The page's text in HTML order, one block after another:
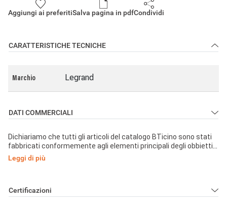
Aggiungi ai preferitiSalva pagina in pdfCondividi
CARATTERISTICHE TECNICHE
Marchio Legrand
DATI COMMERCIALI
Dichiariamo che tutti gli articoli del catalogo BTicino sono stati
fabbricati conformemente agli elementi principali degli obbiettivi
di sicurezza della Direttiva Europea Bassa Tensione:
2014/35/UE: 26 Febbraio 2014 e dove richiesto, anche
2014/30/UE: 26 Febbraio 2014, e/o dove richiesto anche
Leggi di più
Certificazioni